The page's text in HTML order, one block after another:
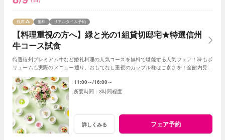
【料理重視の方へ】緑と光の1組貸切邸宅★特選信州
牛コース試食
残席 無料 リアルタイム予約
特選信州プレミアム牛など婚礼料理の人気コースを無料で堪能する人気フェア！味もボ
リュームも実際のメニュー通り。おもてなし重視のカップル様はご参加を！全館内見学
11:00～ 16:00～
3時間程度
詳しくみる フェア予約